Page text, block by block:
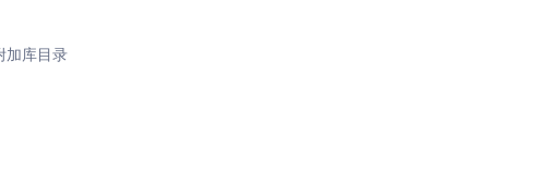
加库目录